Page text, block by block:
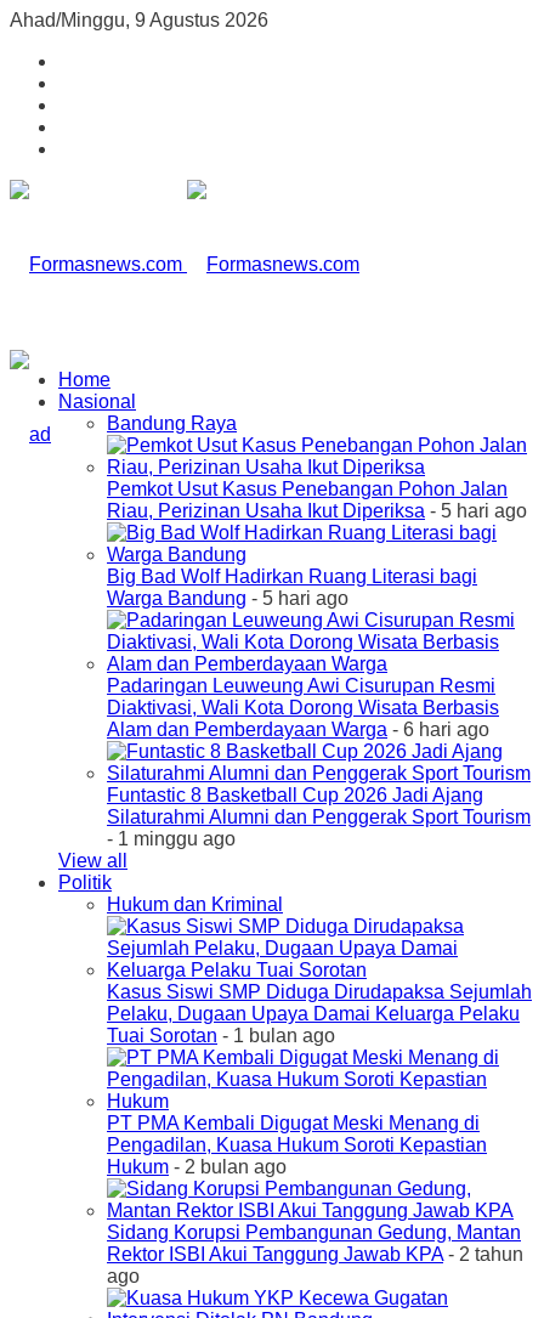
Ahad/Minggu, 9 Agustus 2026
Home
Nasional
Bandung Raya
Pemkot Usut Kasus Penebangan Pohon Jalan
Riau, Perizinan Usaha Ikut Diperiksa - 5 hari ago
Big Bad Wolf Hadirkan Ruang Literasi bagi
Warga Bandung - 5 hari ago
Padaringan Leuweung Awi Cisurupan Resmi
Diaktivasi, Wali Kota Dorong Wisata Berbasis
Alam dan Pemberdayaan Warga - 6 hari ago
Funtastic 8 Basketball Cup 2026 Jadi Ajang
Silaturahmi Alumni dan Penggerak Sport Tourism
- 1 minggu ago
View all
Politik
Hukum dan Kriminal
Kasus Siswi SMP Diduga Dirudapaksa Sejumlah
Pelaku, Dugaan Upaya Damai Keluarga Pelaku
Tuai Sorotan - 1 bulan ago
PT PMA Kembali Digugat Meski Menang di
Pengadilan, Kuasa Hukum Soroti Kepastian
Hukum - 2 bulan ago
Sidang Korupsi Pembangunan Gedung, Mantan
Rektor ISBI Akui Tanggung Jawab KPA- 2 tahun
ago